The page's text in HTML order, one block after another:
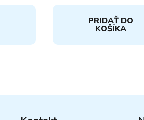
PRIDAŤ DO
KOŠÍKA